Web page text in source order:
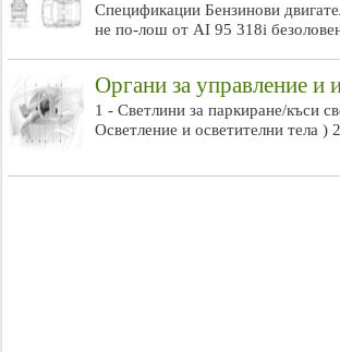
Спецификации Бензинови
не по-лош от AI 95 318i
Органи за управление и
1 - Светлини за паркиране/къси
Осветление и осветителни тела )